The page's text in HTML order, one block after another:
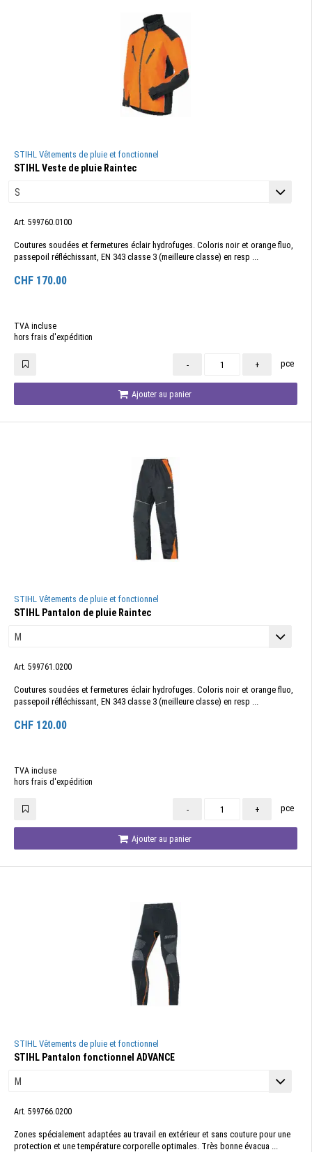
STIHL Vêtements de pluie et fonctionnel
STIHL Veste de pluie Raintec
Art. 599760.0100
Coutures soudées et fermetures éclair hydrofuges. Coloris noir et orange fluo,
passepoil réfléchissant, EN 343 classe 3 (meilleure classe) en resp ...
CHF 170.00
TVA incluse
hors frais d'expédition
- + pce
Ajouter au panier
STIHL Vêtements de pluie et fonctionnel
STIHL Pantalon de pluie Raintec
Art. 599761.0200
Coutures soudées et fermetures éclair hydrofuges. Coloris noir et orange fluo,
passepoil réfléchissant, EN 343 classe 3 (meilleure classe) en resp ...
CHF 120.00
TVA incluse
hors frais d'expédition
- + pce
Ajouter au panier
STIHL Vêtements de pluie et fonctionnel
STIHL Pantalon fonctionnel ADVANCE
Art. 599766.0200
Zones spécialement adaptées au travail en extérieur et sans couture pour une
protection et une température corporelle optimales. Très bonne évacua ...